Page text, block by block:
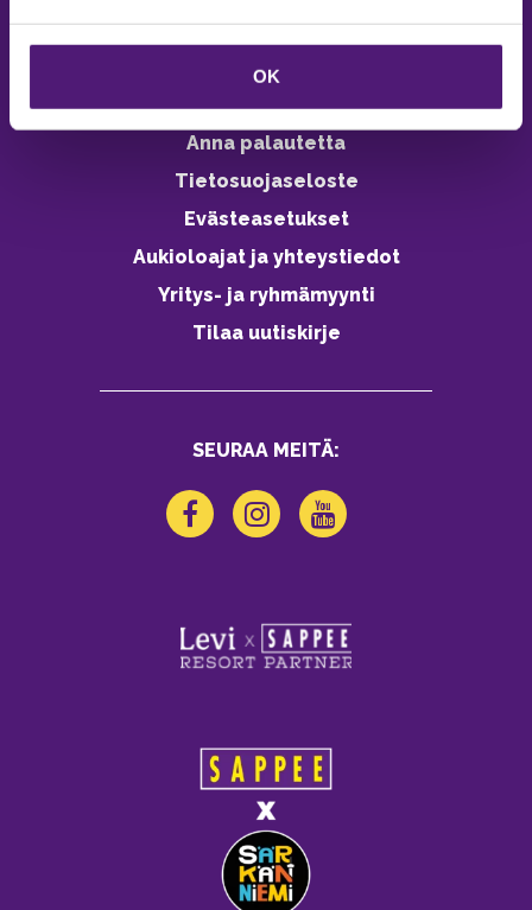
OK
Vastuullisuus
Ympäristöohjelma
Avoimet työpaikat
Anna palautetta
Tietosuojaseloste
Evästeasetukset
Aukioloajat ja yhteystiedot
Yritys- ja ryhmämyynti
Tilaa uutiskirje
SEURAA MEITÄ: